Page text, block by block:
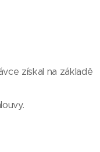
získal na základě